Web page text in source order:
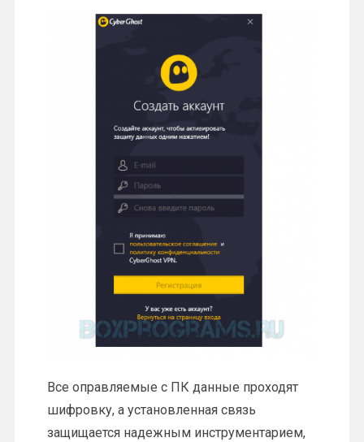
Все оправляемые с ПК данные проходят
шифровку, а установленная связь
защищается надежным инструментарием,